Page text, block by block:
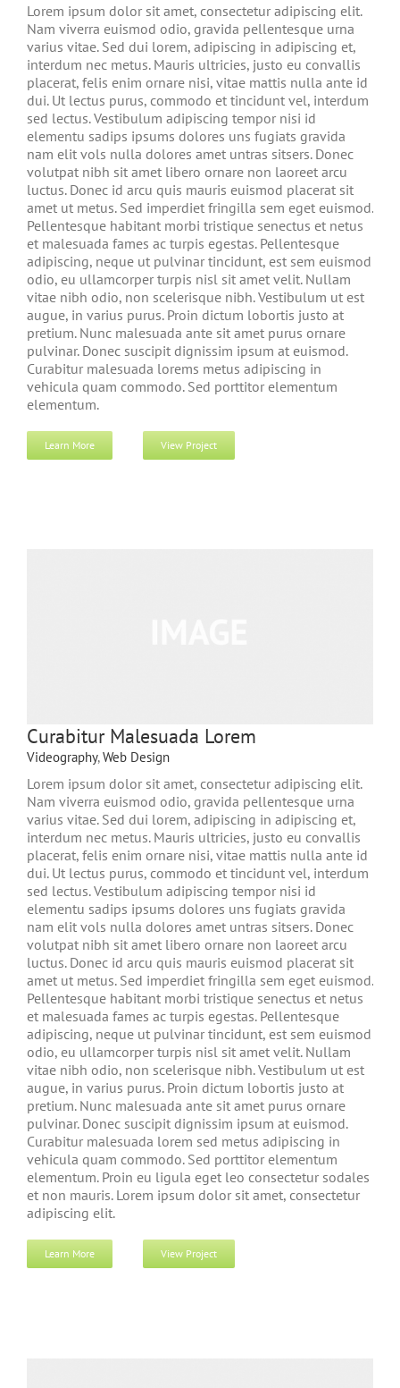
Lorem ipsum dolor sit amet, consectetur adipiscing elit.
Nam viverra euismod odio, gravida pellentesque urna
varius vitae. Sed dui lorem, adipiscing in adipiscing et,
interdum nec metus. Mauris ultricies, justo eu convallis
placerat, felis enim ornare nisi, vitae mattis nulla ante id
dui. Ut lectus purus, commodo et tincidunt vel, interdum
sed lectus. Vestibulum adipiscing tempor nisi id
elementu sadips ipsums dolores uns fugiats gravida
nam elit vols nulla dolores amet untras sitsers. Donec
volutpat nibh sit amet libero ornare non laoreet arcu
luctus. Donec id arcu quis mauris euismod placerat sit
amet ut metus. Sed imperdiet fringilla sem eget euismod.
Pellentesque habitant morbi tristique senectus et netus
et malesuada fames ac turpis egestas. Pellentesque
adipiscing, neque ut pulvinar tincidunt, est sem euismod
odio, eu ullamcorper turpis nisl sit amet velit. Nullam
vitae nibh odio, non scelerisque nibh. Vestibulum ut est
augue, in varius purus. Proin dictum lobortis justo at
pretium. Nunc malesuada ante sit amet purus ornare
pulvinar. Donec suscipit dignissim ipsum at euismod.
Curabitur malesuada lorems metus adipiscing in
vehicula quam commodo. Sed porttitor elementum
elementum.
Learn More View Project
Curabitur Malesuada Lorem
Videography,Web Design
Lorem ipsum dolor sit amet, consectetur adipiscing elit.
Nam viverra euismod odio, gravida pellentesque urna
varius vitae. Sed dui lorem, adipiscing in adipiscing et,
interdum nec metus. Mauris ultricies, justo eu convallis
placerat, felis enim ornare nisi, vitae mattis nulla ante id
dui. Ut lectus purus, commodo et tincidunt vel, interdum
sed lectus. Vestibulum adipiscing tempor nisi id
elementu sadips ipsums dolores uns fugiats gravida
nam elit vols nulla dolores amet untras sitsers. Donec
volutpat nibh sit amet libero ornare non laoreet arcu
luctus. Donec id arcu quis mauris euismod placerat sit
amet ut metus. Sed imperdiet fringilla sem eget euismod.
Pellentesque habitant morbi tristique senectus et netus
et malesuada fames ac turpis egestas. Pellentesque
adipiscing, neque ut pulvinar tincidunt, est sem euismod
odio, eu ullamcorper turpis nisl sit amet velit. Nullam
vitae nibh odio, non scelerisque nibh. Vestibulum ut est
augue, in varius purus. Proin dictum lobortis justo at
pretium. Nunc malesuada ante sit amet purus ornare
pulvinar. Donec suscipit dignissim ipsum at euismod.
Curabitur malesuada lorem sed metus adipiscing in
vehicula quam commodo. Sed porttitor elementum
elementum. Proin eu ligula eget leo consectetur sodales
et non mauris. Lorem ipsum dolor sit amet, consectetur
adipiscing elit.
Learn More View Project